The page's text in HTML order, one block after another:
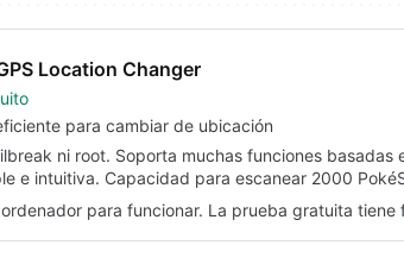
Location Changer
para cambiar de ubicación
ni root. Soporta muchas funciones
e intuitiva. Capacidad para escanear 2000
para funcionar. La prueba gratuita tiene